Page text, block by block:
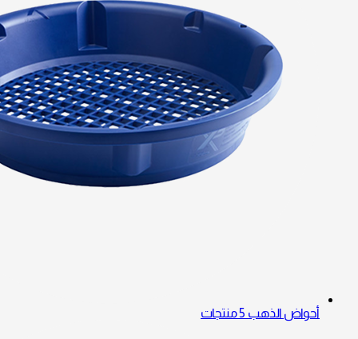
أحواض الذهب 5 منتجات